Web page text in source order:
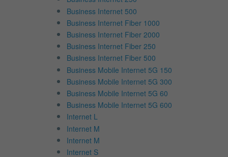
Business Internet 500
Business Internet Fiber 1000
Business Internet Fiber 2000
Business Internet Fiber 250
Business Internet Fiber 500
Business Mobile Internet 5G 150
Business Mobile Internet 5G 300
Business Mobile Internet 5G 60
Business Mobile Internet 5G 600
Internet L
Internet M
Internet M
Internet S